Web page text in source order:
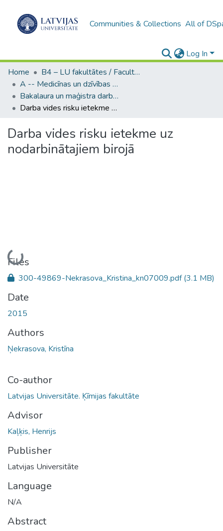
Communities & Collections All of
Log In
Home
B4 – LU fakultātes / Faculties of the UL
A -- Medicīnas un dzīvības zinātņu fakultāte / Faculty of Medicine and Life Sciences
Bakalaura un maģistra darbi (MDZF) / Bachelor's and Master's theses
Darba vides risku ietekme uz nodarbinātajiem birojā
Darba vides risku ietekme uz
nodarbinātajiem birojā
Loading...
Files
300-49869-Nekrasova_Kristina_kn07009.pdf(3.1 MB)
Date
2015
Authors
Ņekrasova, Kristīna
Co-author
Latvijas Universitāte. Ķīmijas fakultāte
Advisor
Kaļķis, Henrijs
Publisher
Latvijas Universitāte
Language
N/A
Abstract